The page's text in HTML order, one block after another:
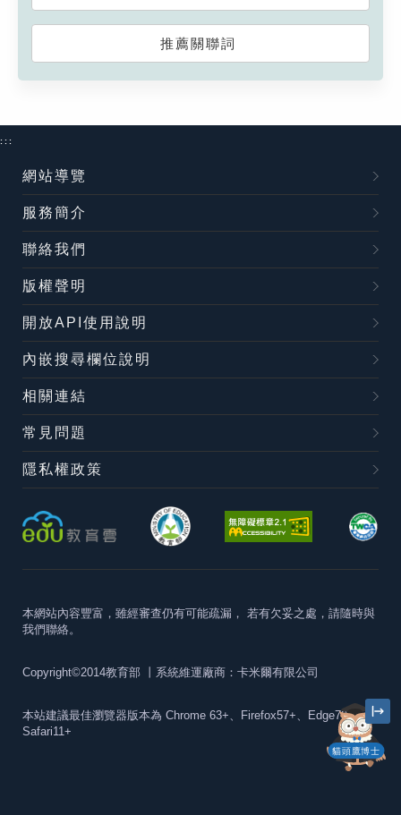
推薦關聯詞
貓頭鷹博士
:::
網站導覽
服務簡介
聯絡我們
版權聲明
開放API使用說明
內嵌搜尋欄位說明
相關連結
常見問題
隱私權政策
本網站內容豐富，雖經審查仍有可能疏漏， 若有欠妥之處，請隨時與
我們聯絡。
Copyright©2014教育部 丨系統維運廠商：卡米爾有限公司
本站建議最佳瀏覽器版本為 Chrome 63+、Firefox57+、Edge79+及
Safari11+